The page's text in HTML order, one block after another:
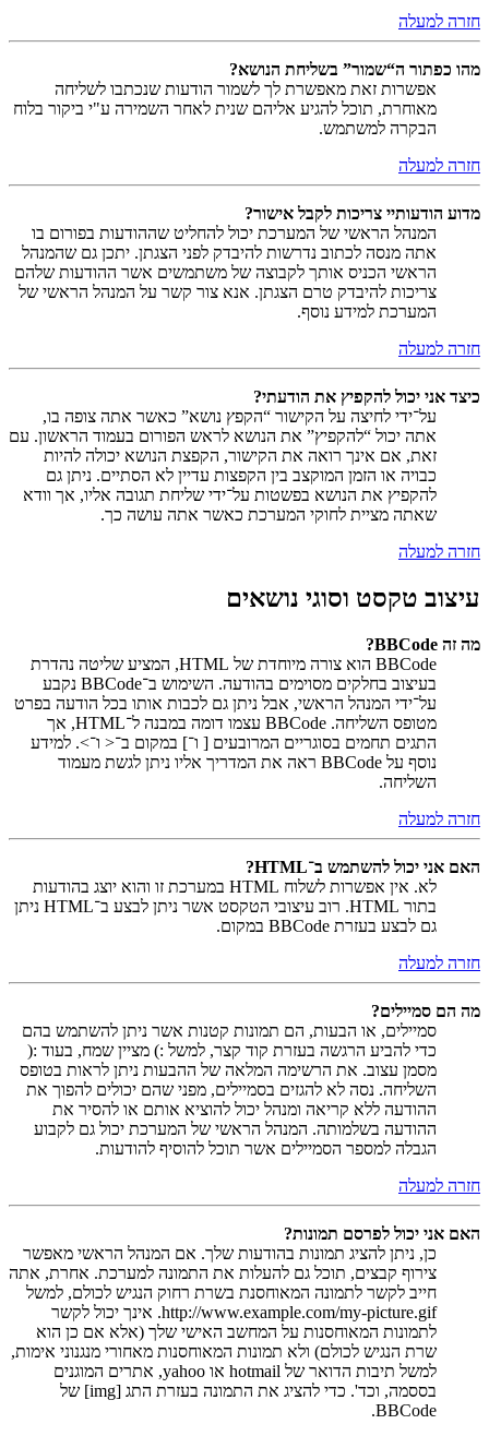
חזרה למעלה
מהו כפתור ה“שמור” בשליחת הנושא?
אפשרות זאת מאפשרת לך לשמור הודעות שנכתבו לשליחה
מאוחרת, תוכל להגיע אליהם שנית לאחר השמירה ע"י ביקור בלוח
הבקרה למשתמש.
חזרה למעלה
מדוע הודעותיי צריכות לקבל אישור?
המנהל הראשי של המערכת יכול להחליט שההודעות בפורום בו
אתה מנסה לכתוב נדרשות להיבדק לפני הצגתן. יתכן גם שהמנהל
הראשי הכניס אותך לקבוצה של משתמשים אשר ההודעות שלהם
צריכות להיבדק טרם הצגתן. אנא צור קשר על המנהל הראשי של
המערכת למידע נוסף.
חזרה למעלה
כיצד אני יכול להקפיץ את הודעתי?
על־ידי לחיצה על הקישור “הקפץ נושא” כאשר אתה צופה בו,
אתה יכול “להקפיץ” את הנושא לראש הפורום בעמוד הראשון. עם
זאת, אם אינך רואה את הקישור, הקפצת הנושא יכולה להיות
כבויה או הזמן המוקצב בין הקפצות עדיין לא הסתיים. ניתן גם
להקפיץ את הנושא בפשטות על־ידי שליחת תגובה אליו, אך וודא
שאתה מציית לחוקי המערכת כאשר אתה עושה כך.
חזרה למעלה
עיצוב טקסט וסוגי נושאים
מה זה BBCode?
BBCode הוא צורה מיוחדת של HTML, המציע שליטה נהדרת
בעיצוב בחלקים מסוימים בהודעה. השימוש ב־BBCode נקבע
על־ידי המנהל הראשי, אבל ניתן גם לכבות אותו בכל הודעה בפרט
מטופס השליחה. BBCode עצמו דומה במבנה ל־HTML, אך
התגים תחמים בסוגריים המרובעים [ ו־] במקום ב־< ו־>. למידע
נוסף על BBCode ראה את המדריך אליו ניתן לגשת מעמוד
השליחה.
חזרה למעלה
האם אני יכול להשתמש ב־HTML?
לא. אין אפשרות לשלוח HTML במערכת זו והוא יוצג בהודעות
בתור HTML. רוב עיצובי הטקסט אשר ניתן לבצע ב־HTML ניתן
גם לבצע בעזרת BBCode במקום.
חזרה למעלה
מה הם סמיילים?
סמיילים, או הבעות, הם תמונות קטנות אשר ניתן להשתמש בהם
כדי להביע הרגשה בעזרת קוד קצר, למשל :) מציין שמח, בעוד :(
מסמן עצוב. את הרשימה המלאה של ההבעות ניתן לראות בטופס
השליחה. נסה לא להגזים בסמיילים, מפני שהם יכולים להפוך את
ההודעה ללא קריאה ומנהל יכול להוציא אותם או להסיר את
ההודעה בשלמותה. המנהל הראשי של המערכת יכול גם לקבוע
הגבלה למספר הסמיילים אשר תוכל להוסיף להודעות.
חזרה למעלה
האם אני יכול לפרסם תמונות?
כן, ניתן להציג תמונות בהודעות שלך. אם המנהל הראשי מאפשר
צירוף קבצים, תוכל גם להעלות את התמונה למערכת. אחרת, אתה
חייב לקשר לתמונה המאוחסנת בשרת רחוק הנגיש לכולם, למשל
http://www.example.com/my-picture.gif. אינך יכול לקשר
לתמונות המאוחסנות על המחשב האישי שלך (אלא אם כן הוא
שרת הנגיש לכולם) ולא תמונות המאוחסנות מאחורי מנגנוני אימות,
למשל תיבות הדואר של hotmail או yahoo, אתרים המוגנים
בססמה, וכד'. כדי להציג את התמונה בעזרת התג [img] של
BBCode.